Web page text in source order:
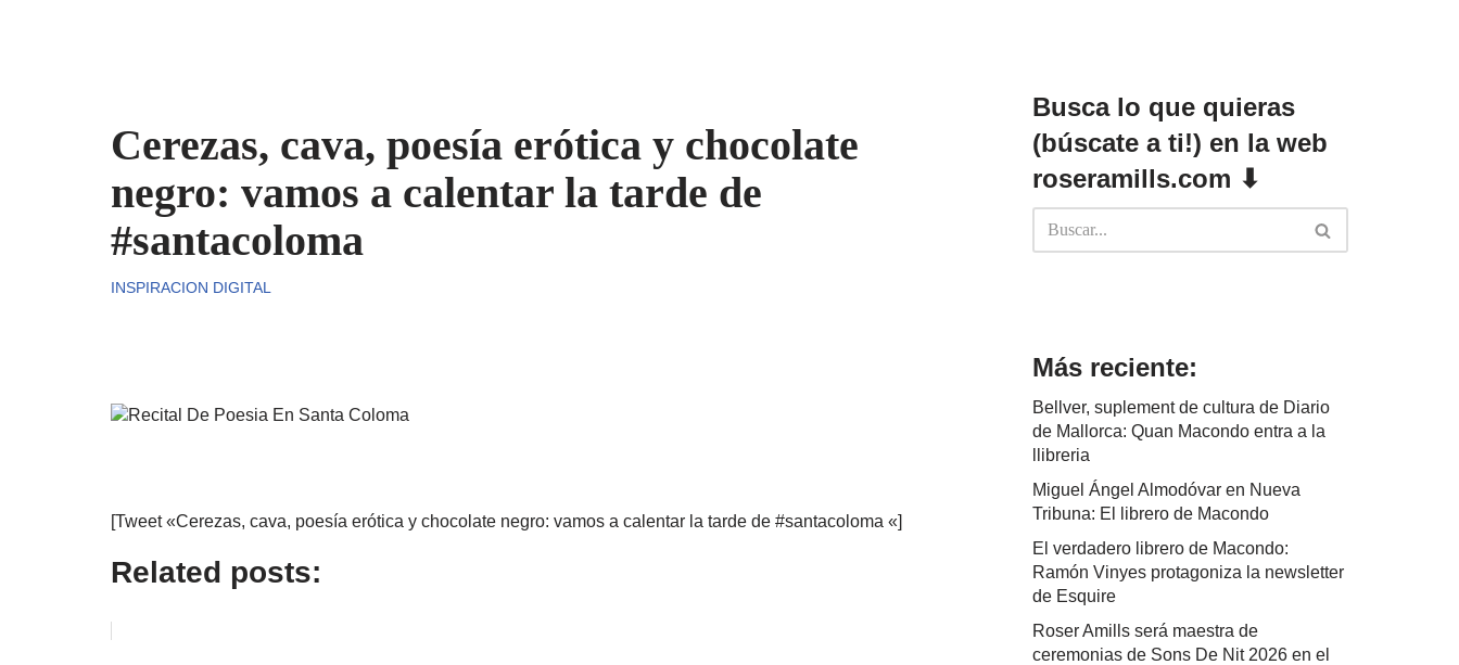
Cerezas, cava, poesía erótica y chocolate
negro: vamos a calentar la tarde de
#santacoloma
INSPIRACION DIGITAL
[Tweet «Cerezas, cava, poesía erótica y chocolate negro: vamos a calentar la tarde de #santacoloma «]
Related posts:
Busca lo que quieras
(búscate a ti!) en la web
roseramills.com ⬇
Más reciente:
Bellver, suplement de cultura de Diario
de Mallorca: Quan Macondo entra a la
llibreria
Miguel Ángel Almodóvar en Nueva
Tribuna: El librero de Macondo
El verdadero librero de Macondo:
Ramón Vinyes protagoniza la newsletter
de Esquire
Roser Amills será maestra de
ceremonias de Sons De Nit 2026 en el